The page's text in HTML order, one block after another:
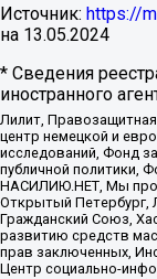
Источник: https://
на 13.05.2024
* Сведения
иностранного
Лилит,
центр немецкой и
исследований, Фонд
публичной политики,
НАСИЛИЮ.НЕТ, Мы
Открытый Петербург,
Гражданский Союз,
развитию средств
прав заключенных,
Центр социально-